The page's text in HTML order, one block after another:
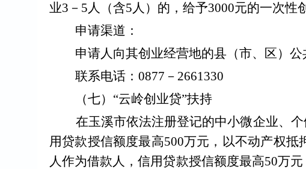
业3 － 5人（含5人）的，给予3000元的一次性
申请渠道：
申请人向其创业经营地的县（市、区）公
联系电话： 0877 － 2661330
（七） “云岭创业贷”扶持
在玉溪市依法注册登记的中小微企业、
用贷款授信额度最高500万元，以不动产权抵
人作为借款人，信用贷款授信额度最高50万元